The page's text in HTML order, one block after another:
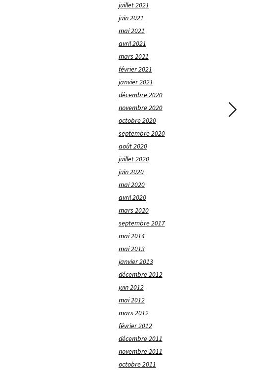
juillet 2021
juin 2021
mai 2021
avril 2021
mars 2021
février 2021
janvier 2021
décembre 2020
novembre 2020
octobre 2020
septembre 2020
août 2020
juillet 2020
juin 2020
mai 2020
avril 2020
mars 2020
septembre 2017
mai 2014
mai 2013
janvier 2013
décembre 2012
juin 2012
mai 2012
mars 2012
février 2012
décembre 2011
novembre 2011
octobre 2011